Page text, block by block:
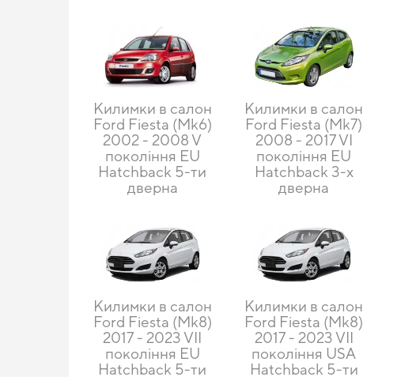
Килимки в салон
Ford Fiesta (Mk6)
2002 - 2008 V
покоління EU
Hatchback 5-ти
дверна
Килимки в салон
Ford Fiesta (Mk7)
2008 - 2017 VI
покоління EU
Hatchback 3-х
дверна
Килимки в салон
Ford Fiesta (Mk8)
2017 - 2023 VII
покоління EU
Hatchback 5-ти
Килимки в салон
Ford Fiesta (Mk8)
2017 - 2023 VII
покоління USA
Hatchback 5-ти